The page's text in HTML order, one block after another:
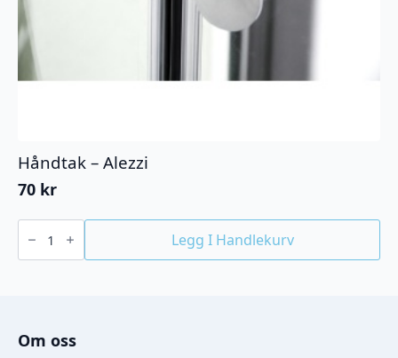
Håndtak – Alezzi
70 kr
Håndtak
antall
Legg I Handlekurv
Om oss